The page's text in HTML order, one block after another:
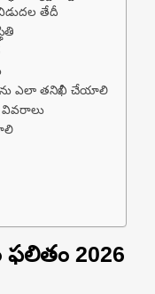
తేదీ
ఎలా తనిఖీ చేయాలి
వివరాలు
ఫలితం 2026